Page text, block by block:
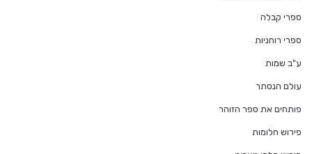
ספרי קבלה
ספרי רוחניות
ע"ב שמות
עולם הנסתר
פותחים את ספר הזוהר
פירוש חלומות